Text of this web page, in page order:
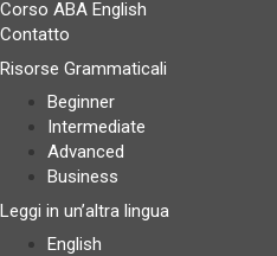
Corso ABA English
Contatto
Risorse Grammaticali
Beginner
Intermediate
Advanced
Business
Leggi in un’altra lingua
English